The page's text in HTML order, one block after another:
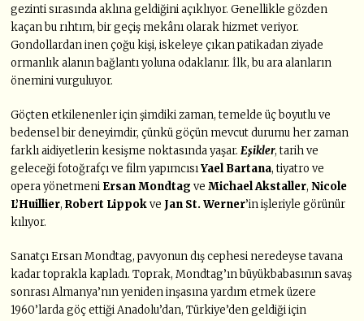
gezinti sırasında aklına geldiğini açıklıyor. Genellikle gözden
kaçan bu rıhtım, bir geçiş mekânı olarak hizmet veriyor.
Gondollardan inen çoğu kişi, iskeleye çıkan patikadan ziyade
ormanlık alanın bağlantı yoluna odaklanır. İlk, bu ara alanların
önemini vurguluyor.
Göçten etkilenenler için şimdiki zaman, temelde üç boyutlu ve
bedensel bir deneyimdir, çünkü göçün mevcut durumu her zaman
farklı aidiyetlerin kesişme noktasında yaşar.Eşikler, tarih ve
geleceği fotoğrafçı ve film yapımcısıYael Bartana, tiyatro ve
opera yönetmeni Ersan Mondtag veMichael Akstaller,Nicole
L’Huillier,Robert Lippokve Jan St. Werner’in işleriyle görünür
kılıyor.
Sanatçı Ersan Mondtag, pavyonun dış cephesi neredeyse tavana
kadar toprakla kapladı. Toprak, Mondtag’ın büyükbabasının savaş
sonrası Almanya’nın yeniden inşasına yardım etmek üzere
1960’larda göç ettiği Anadolu’dan, Türkiye’den geldiği için